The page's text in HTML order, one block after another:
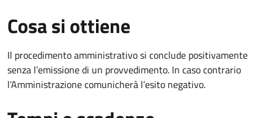
Cosa si ottiene
Il procedimento amministrativo si conclude positivamente
senza l’emissione di un provvedimento. In caso contrario
l’Amministrazione comunicherà l’esito negativo.